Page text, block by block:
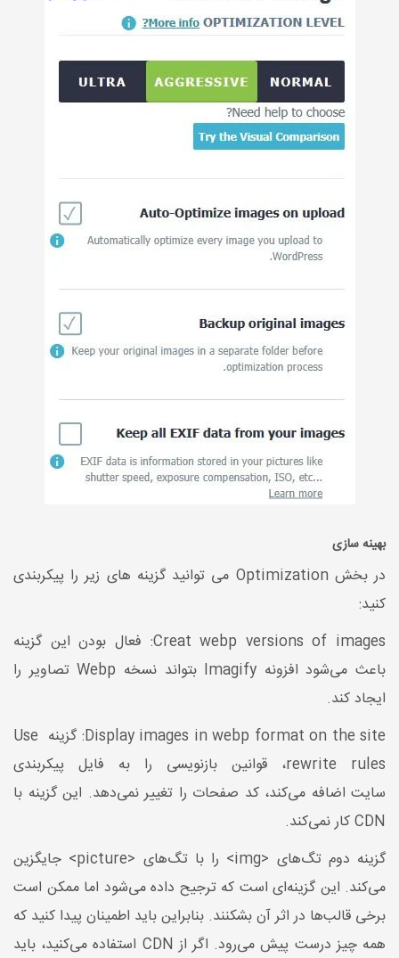
بهینه سازی
در بخش Optimization می توانید گزینه های زیر را پیکربندی
کنید:
Creat webp versions of images: فعال بودن این گزینه
باعث می‌شود افزونه Imagify بتواند نسخه Webp تصاویر را
ایجاد کند.
Display images in webp format on the site: گزینه Use
rewrite rules، قوانین بازنویسی را به فایل پیکربندی
سایت اضافه می‌کند، کد صفحات را تغییر نمی‌دهد. این گزینه با
CDN کار نمی‌کند.
گزینه دوم تگ‌های <img> را با تگ‌های <picture> جایگزین
می‌کند. این گزینه‌ای است که ترجیح داده می‌شود اما ممکن است
برخی قالب‌ها در اثر آن بشکنند. بنابراین باید اطمینان پیدا کنید که
همه چیز درست پیش می‌رود. اگر از CDN استفاده می‌کنید، باید